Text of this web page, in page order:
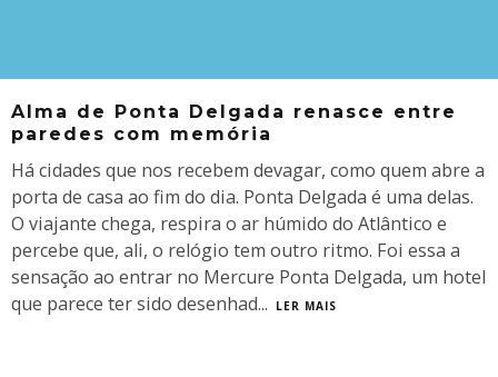
Alma de Ponta Delgada renasce entre
paredes com memória
Há cidades que nos recebem devagar, como quem abre a
porta de casa ao fim do dia. Ponta Delgada é uma delas.
O viajante chega, respira o ar húmido do Atlântico e
percebe que, ali, o relógio tem outro ritmo. Foi essa a
sensação ao entrar no Mercure Ponta Delgada, um hotel
que parece ter sido desenhad... LER MAIS